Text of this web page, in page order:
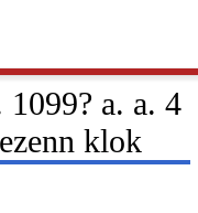
a. a. 4
klok